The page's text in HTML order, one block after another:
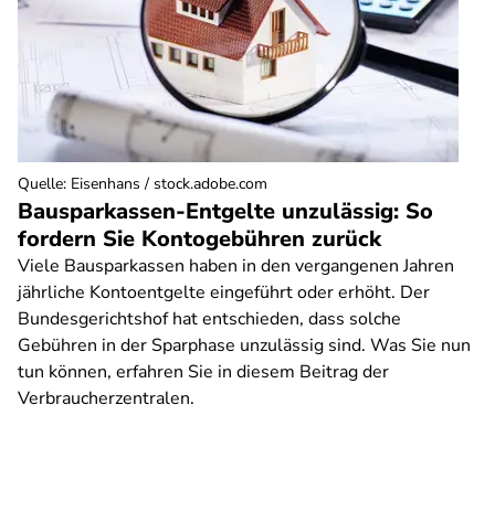
Bausparkassen-Entgelte unzulässig: So
fordern Sie Kontogebühren zurück
Viele Bausparkassen haben in den vergangenen Jahren
jährliche Kontoentgelte eingeführt oder erhöht. Der
Bundesgerichtshof hat entschieden, dass solche
Gebühren in der Sparphase unzulässig sind. Was Sie nun
tun können, erfahren Sie in diesem Beitrag der
Verbraucherzentralen.
Quelle: Eisenhans / stock.adobe.com